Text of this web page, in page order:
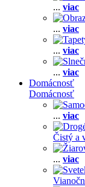
... viac
... viac
... viac
... viac
Domácnosť
Domácnosť
... viac
Čistý a
... viac